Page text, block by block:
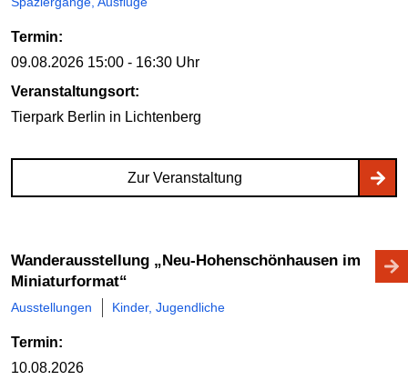
Termin:
09.08.2026 15:00 - 16:30 Uhr
Veranstaltungsort:
Tierpark Berlin in Lichtenberg
Zur Veranstaltung
Wanderausstellung „Neu-Hohenschönhausen im
Miniaturformat“
Ausstellungen Kinder, Jugendliche
Termin:
10.08.2026